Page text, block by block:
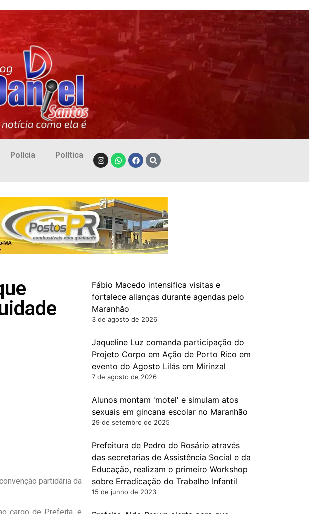
Polícia Política
partidária da
Fábio Macedo intensifica visitas e
fortalece alianças durante agendas pelo
Maranhão
3 de agosto de 2026
Jaqueline Luz comanda participação do
Projeto Corpo em Ação de Porto Rico em
evento do Agosto Lilás em Mirinzal
7 de agosto de 2026
Alunos montam 'motel' e simulam atos
sexuais em gincana escolar no Maranhão
29 de setembro de 2025
Prefeitura de Pedro do Rosário através
das secretarias de Assistência Social e da
Educação, realizam o primeiro Workshop
sobre Erradicação do Trabalho Infantil
15 de junho de 2023